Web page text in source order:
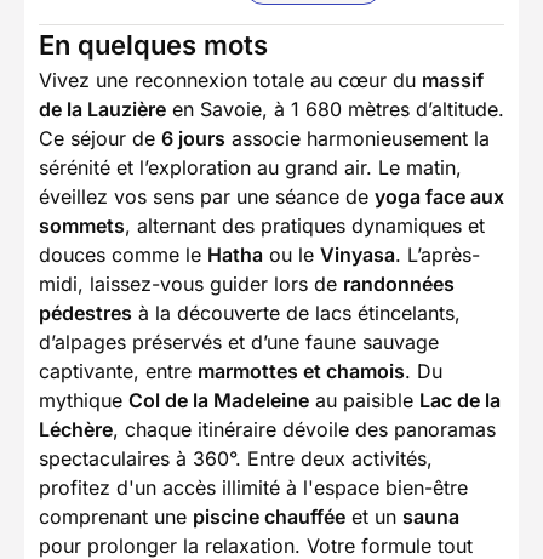
En quelques mots
Vivez une reconnexion totale au cœur du massif
de la Lauzière en Savoie, à 1 680 mètres d’altitude.
Ce séjour de 6 jours associe harmonieusement la
sérénité et l’exploration au grand air. Le matin,
éveillez vos sens par une séance de yoga face aux
sommets, alternant des pratiques dynamiques et
douces comme le Hatha ou le Vinyasa. L’après-
midi, laissez-vous guider lors de randonnées
pédestres à la découverte de lacs étincelants,
d’alpages préservés et d’une faune sauvage
captivante, entre marmottes et chamois. Du
mythique Col de la Madeleine au paisible Lac de la
Léchère, chaque itinéraire dévoile des panoramas
spectaculaires à 360°. Entre deux activités,
profitez d'un accès illimité à l'espace bien-être
comprenant une piscine chauffée et un sauna
pour prolonger la relaxation. Votre formule tout